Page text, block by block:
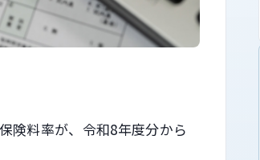
険料率が、令和8年度分から